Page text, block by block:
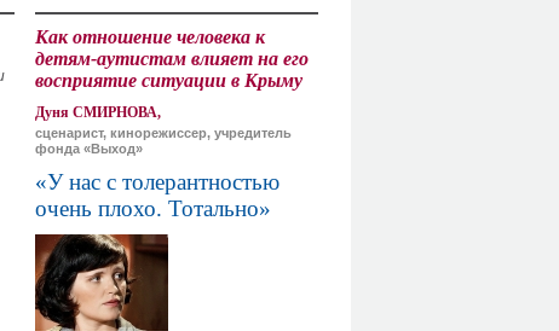
Как отношение человека к
детям-аутистам влияет на его
восприятие ситуации в Крыму
Дуня СМИРНОВА,
сценарист, кинорежиссер, учредитель
фонда «Выход»
«У нас с толерантностью
очень плохо. Тотально»